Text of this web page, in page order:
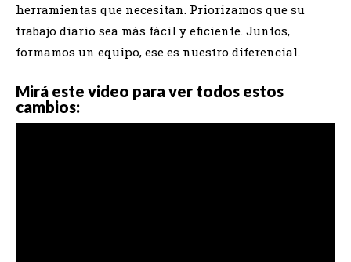
herramientas que necesitan. Priorizamos que su
trabajo diario sea más fácil y eficiente. Juntos,
formamos un equipo, ese es nuestro diferencial.
Mirá este video para ver todos estos
cambios: